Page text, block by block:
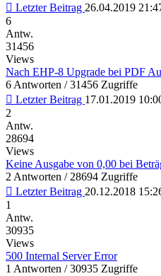
Letzter Beitrag 26.04.2019
6
Antw.
31456
Views
Nach EHP-8 Upgrade bei PDF
6 Antworten / 31456 Zugriffe
Letzter Beitrag 17.01.2019
2
Antw.
28694
Views
Keine Ausgabe von 0,00 bei
2 Antworten / 28694 Zugriffe
Letzter Beitrag 20.12.2018
1
Antw.
30935
Views
500 Internal Server Error
1 Antworten / 30935 Zugriffe